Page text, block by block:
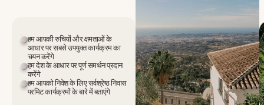
हम आपकी रुचियों और क्षमताओं के
आधार पर सबसे उपयुक्त कार्यक्रम का
चयन करेंगे
हम देश के आधार पर पूर्ण समर्थन प्रदान
करेंगे
हम आपको निवेश के लिए सर्वश्रेष्ठ निवास
परमिट कार्यक्रमों के बारे में बताएंगे